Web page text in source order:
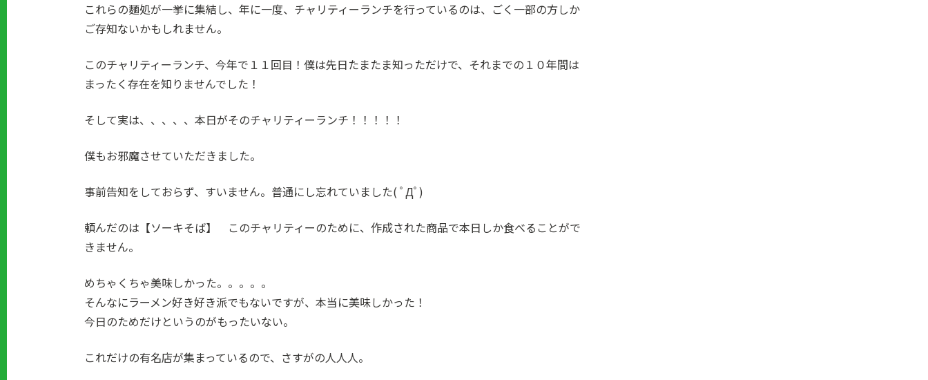
これらの麵処が一挙に集結し、年に一度、チャリティーランチを行っているのは、ごく一部の方しか
ご存知ないかもしれません。
このチャリティーランチ、今年で１１回目！僕は先日たまたま知っただけで、それまでの１０年間は
まったく存在を知りませんでした！
そして実は、、、、、本日がそのチャリティーランチ！！！！！
僕もお邪魔させていただきました。
事前告知をしておらず、すいません。普通にし忘れていました( ﾟДﾟ)
頼んだのは【ソーキそば】 このチャリティーのために、作成された商品で本日しか食べることがで
きません。
めちゃくちゃ美味しかった。。。。。
そんなにラーメン好き好き派でもないですが、本当に美味しかった！
今日のためだけというのがもったいない。
これだけの有名店が集まっているので、さすがの人人人。